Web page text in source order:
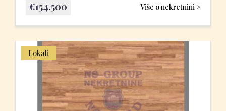
Više o nekretnini >
€154.500
Lokali